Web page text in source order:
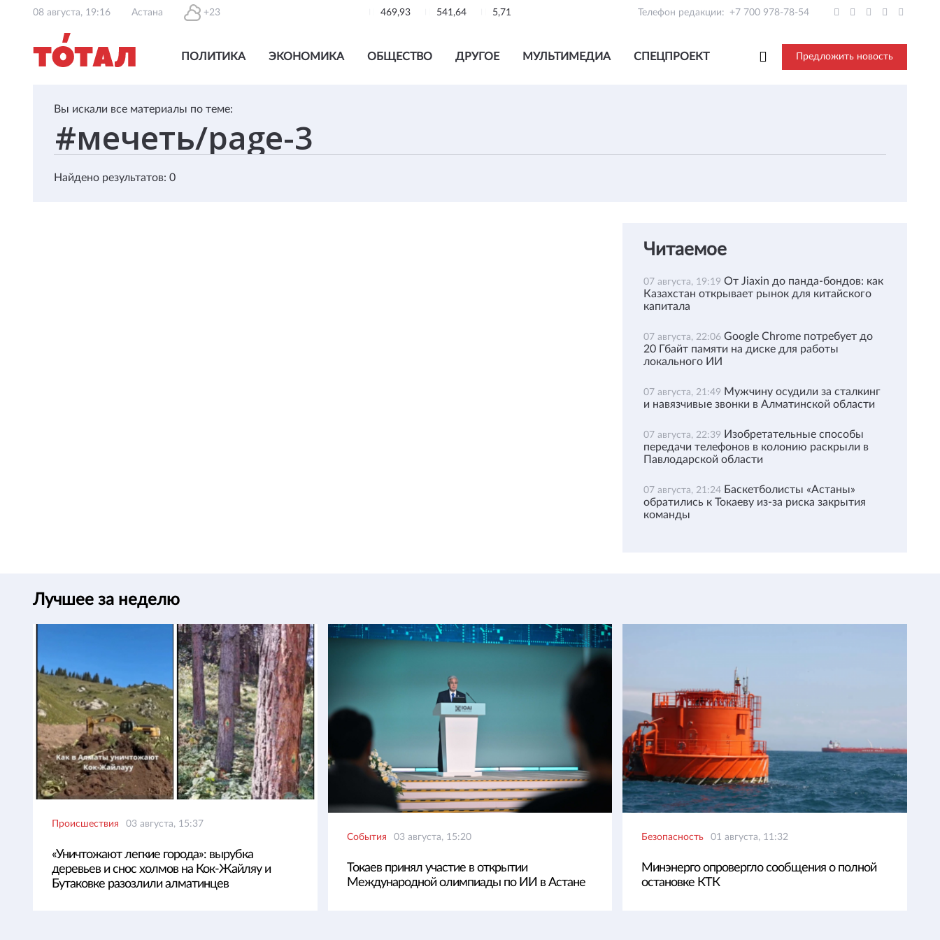
08 августа, 19:16 Астана +23 469,93 541,64 5,71 Телефон редакции: +7 700 978-78-54
ПОЛИТИКА ЭКОНОМИКА ОБЩЕСТВО ДРУГОЕ МУЛЬТИМЕДИА СПЕЦПРОЕКТ Предложить новость
Вы искали все материалы по теме:
Найдено результатов: 0
Читаемое
07 августа, 19:19 От Jiaxin до панда-бондов: как
Казахстан открывает рынок для китайского
капитала
07 августа, 22:06 Google Chrome потребует до
20 Гбайт памяти на диске для работы
локального ИИ
07 августа, 21:49 Мужчину осудили за сталкинг
и навязчивые звонки в Алматинской области
07 августа, 22:39 Изобретательные способы
передачи телефонов в колонию раскрыли в
Павлодарской области
07 августа, 21:24 Баскетболисты «Астаны»
обратились к Токаеву из-за риска закрытия
команды
Лучшее за неделю
Происшествия 03 августа, 15:37
«Уничтожают легкие города»: вырубка
деревьев и снос холмов на Кок-Жайляу и
Бутаковке разозлили алматинцев
События 03 августа, 15:20
Токаев принял участие в открытии
Международной олимпиады по ИИ в Астане
Безопасность 01 августа, 11:32
Минэнерго опровергло сообщения о полной
остановке КТК